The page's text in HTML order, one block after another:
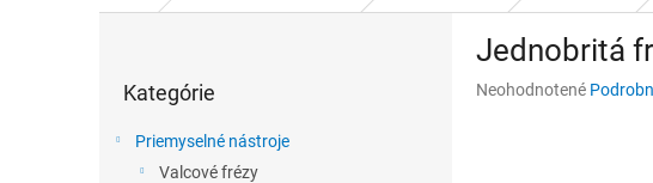
kategórie
Kategórie
Priemyselné nástroje
Valcové frézy
Jednobritá
Priemerné
Neohodnotené